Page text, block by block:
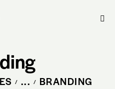
... BRANDING